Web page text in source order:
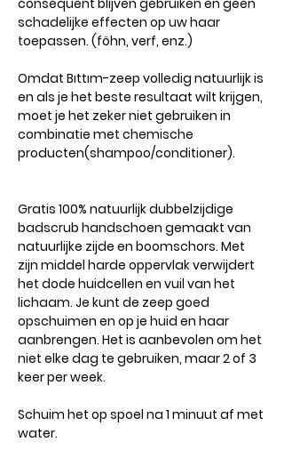
consequent blijven gebruiken en geen
schadelijke effecten op uw haar
toepassen. (föhn, verf, enz.)
Omdat Bıttım-zeep volledig natuurlijk is
en als je het beste resultaat wilt krijgen,
moet je het zeker niet gebruiken in
combinatie met chemische
producten(shampoo/conditioner).
Gratis 100% natuurlijk dubbelzijdige
badscrub handschoen gemaakt van
natuurlijke zijde en boomschors. Met
zijn middel harde oppervlak verwijdert
het dode huidcellen en vuil van het
lichaam. Je kunt de zeep goed
opschuimen en op je huid en haar
aanbrengen. Het is aanbevolen om het
niet elke dag te gebruiken, maar 2 of 3
keer per week.
Schuim het op spoel na 1 minuut af met
water.